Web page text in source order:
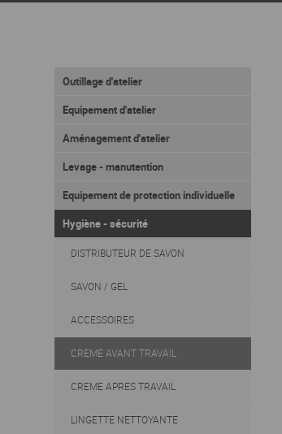
Outillage d'atelier
Equipement d'atelier
Aménagement d'atelier
Levage - manutention
Equipement de protection individuelle
Hygiène - sécurité
DISTRIBUTEUR DE SAVON
SAVON / GEL
ACCESSOIRES
CREME AVANT TRAVAIL
CREME APRES TRAVAIL
LINGETTE NETTOYANTE